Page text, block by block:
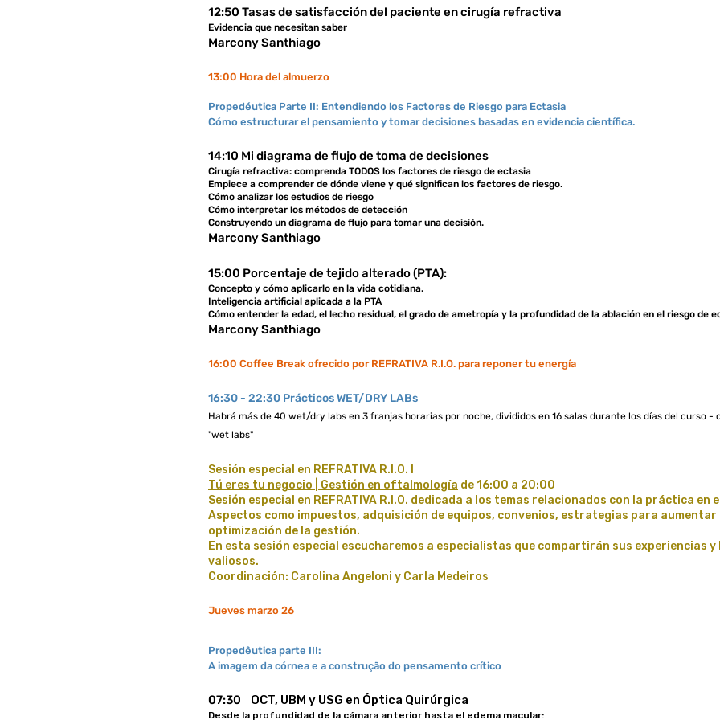
12:50 Tasas de satisfacción del paciente en cirugía refractiva
Evidencia que necesitan saber
Marcony Santhiago
13:00 Hora del almuerzo
Propedéutica Parte II: Entendiendo los Factores de Riesgo para Ectasia
Cómo estructurar el pensamiento y tomar decisiones basadas en evidencia científica.
14:10 Mi diagrama de flujo de toma de decisiones
Cirugía refractiva: comprenda TODOS los factores de riesgo de ectasia
Empiece a comprender de dónde viene y qué significan los factores de riesgo.
Cómo analizar los estudios de riesgo
Cómo interpretar los métodos de detección
Construyendo un diagrama de flujo para tomar una decisión.
Marcony Santhiago
15:00 Porcentaje de tejido alterado (PTA):
Concepto y cómo aplicarlo en la vida cotidiana.
Inteligencia artificial aplicada a la PTA
Cómo entender la edad, el lecho residual, el grado de ametropía y la profundidad de la ablación en el riesgo de
Marcony Santhiago
16:00 Coffee Break ofrecido por REFRATIVA R.I.O. para reponer tu energía
16:30 - 22:30 Prácticos WET/DRY LABs
Habrá más de 40 wet/dry labs en 3 franjas horarias por noche, divididos en 16 salas durante los días del curso -
"wet labs"
Sesión especial en REFRATIVA R.I.O. I
Tú eres tu negocio | Gestión en oftalmología de 16:00 a 20:00
Sesión especial en REFRATIVA R.I.O. dedicada a los temas relacionados con la práctica en
Aspectos como impuestos, adquisición de equipos, convenios, estrategias para
optimización de la gestión.
En esta sesión especial escucharemos a especialistas que compartirán sus experiencias
valiosos.
Coordinación: Carolina Angeloni y Carla Medeiros
Jueves marzo 26
Propedêutica parte III:
A imagem da córnea e a construção do pensamento crítico
07:30 OCT, UBM y USG en Óptica Quirúrgica
Desde la profundidad de la cámara anterior hasta el edema macular: